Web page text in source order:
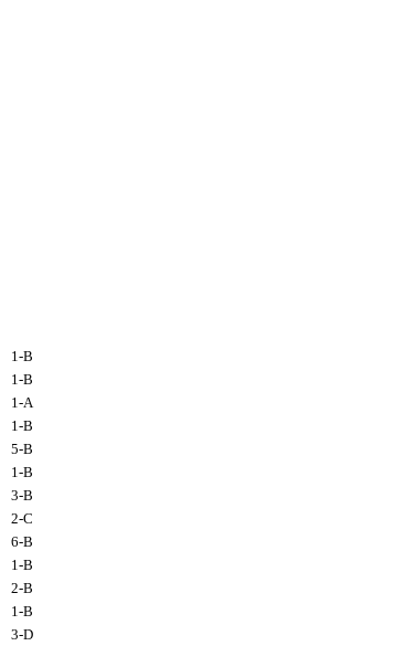
1-B
1-B
1-A
1-B
5-B
1-B
3-B
2-C
6-B
1-B
2-B
1-B
3-D